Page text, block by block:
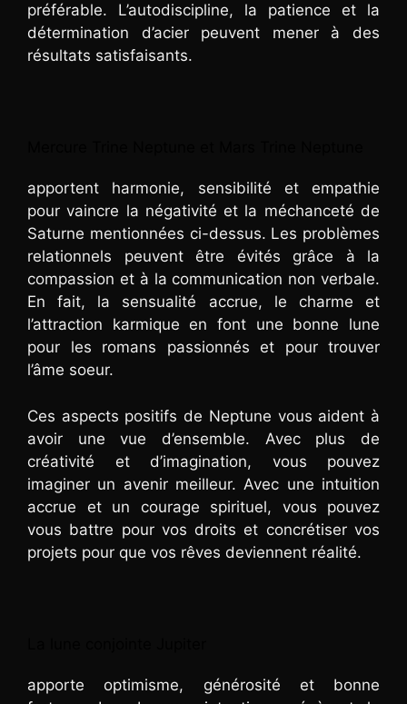
préférable. L’autodiscipline, la patience et la
détermination d’acier peuvent mener à des
résultats satisfaisants.
apportent harmonie, sensibilité et empathie
pour vaincre la négativité et la méchanceté de
Saturne mentionnées ci-dessus. Les problèmes
relationnels peuvent être évités grâce à la
compassion et à la communication non verbale.
En fait, la sensualité accrue, le charme et
l’attraction karmique en font une bonne lune
pour les romans passionnés et pour trouver
l’âme soeur.
Ces aspects positifs de Neptune vous aident à
avoir une vue d’ensemble. Avec plus de
créativité et d’imagination, vous pouvez
imaginer un avenir meilleur. Avec une intuition
accrue et un courage spirituel, vous pouvez
vous battre pour vos droits et concrétiser vos
projets pour que vos rêves deviennent réalité.
apporte optimisme, générosité et bonne